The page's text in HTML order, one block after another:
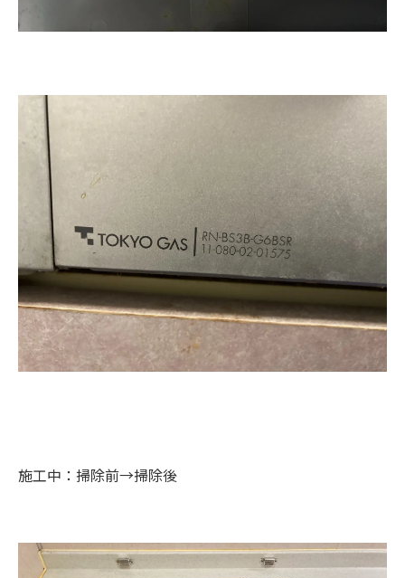
施工中：掃除前→掃除後